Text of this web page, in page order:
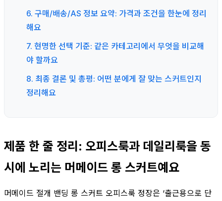
6. 구매/배송/AS 정보 요약: 가격과 조건을 한눈에 정리
해요
7. 현명한 선택 기준: 같은 카테고리에서 무엇을 비교해
야 할까요
8. 최종 결론 및 총평: 어떤 분에게 잘 맞는 스커트인지
정리해요
제품 한 줄 정리: 오피스룩과 데일리룩을 동
시에 노리는 머메이드 롱 스커트예요
머메이드 절개 밴딩 롱 스커트 오피스룩 정장은 ‘출근용으로 단